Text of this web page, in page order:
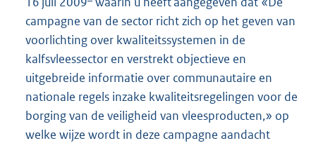
campagne van de sector richt zich op het geven van
voorlichting over kwaliteitssystemen in de
kalfsvleessector en verstrekt objectieve en
uitgebreide informatie over communautaire en
nationale regels inzake kwaliteitsregelingen voor de
borging van de veiligheid van vleesproducten,» op
welke wijze wordt in deze campagne aandacht